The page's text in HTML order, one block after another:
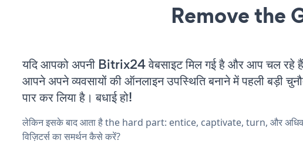
Remove the
यदि आपको अपनी Bitrix24 वेबसाइट मिल गई है और आप चल रहे
आपने अपने व्यवसायों की ऑनलाइन उपस्थिति बनाने में पहली बड़ी
पार कर लिया है। बधाई हो!
लेकिन इसके बाद आता है the hard part: entice, captivate, turn, और
विज़िटर्स का समर्थन कैसे करें?